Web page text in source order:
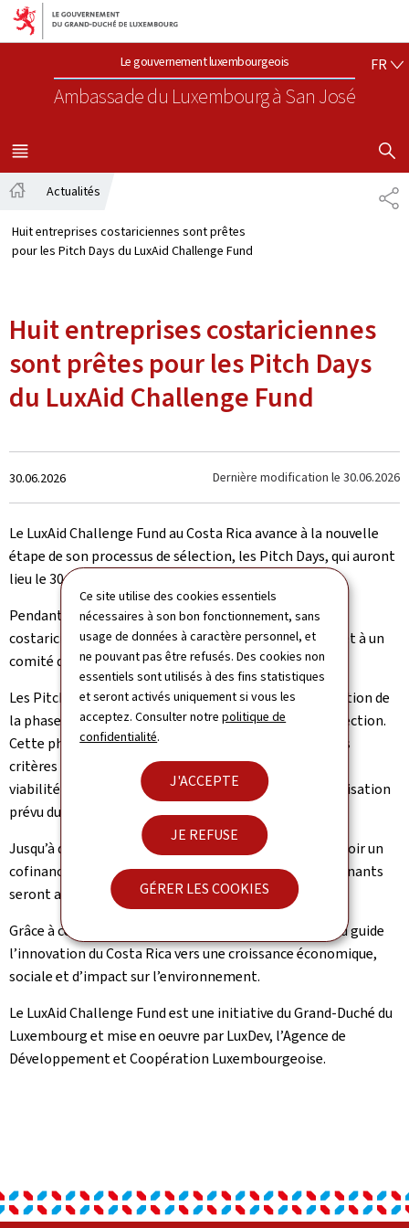
Ce site utilise des cookies essentiels
nécessaires à son bon fonctionnement, sans
usage de données à caractère personnel, et
ne pouvant pas être refusés. Des cookies non
essentiels sont utilisés à des fins statistiques
et seront activés uniquement si vous les
acceptez. Consulter notrepolitique de
confidentialité.
J'ACCEPTE
JE REFUSE
GÉRER LES COOKIES
Aller au menu principal
Aller au contenu
Le gouvernement luxembourgeois
Ambassade du Luxembourgà San José
FR
MENU
PRINCIPAL
Actualités
Huit entreprises costariciennes sont prêtes
pour les Pitch Days du LuxAid Challenge Fund
Huit entreprises costariciennes
sont prêtes pour les Pitch Days
du LuxAid Challenge Fund
Crée
le
30.06.2026 Dernière modification le 30.06.2026
Le LuxAid Challenge Fund au Costa Rica avance à la nouvelle
étape de son processus de sélection, les Pitch Days, qui auront
lieu le 30 juin et le 1 juillet 2026.
Pendant des sessions en présentiel, huit entreprises
costariciennes présélectionnées exposeront leur projet à un
comité d’évaluation.
Les Pitch Days marquent la transition entre la finalisation de
la phase de « due diligence » et la décision finale de sélection.
Cette phase permettra d’analyser les projets selon des
critères tels que l’innovation, le potentiel d’impact, la
viabilité et la capacité de mise en œuvre ainsi que l’utilisation
prévu du cofinancement.
Jusqu’à quatre propositions seront choisies pour recevoir un
cofinancement de EUR 120,000 par entreprise. Les gagnants
seront annoncés dans le cours de cette année.
Grâce à cette nouvelle étape, le LuxAid Challenge Fund guide
l’innovation du Costa Rica vers une croissance économique,
sociale et d’impact sur l’environnement.
Le LuxAid Challenge Fund est une initiative du Grand-Duché du
Luxembourg et mise en oeuvre par LuxDev, l’Agence de
Développement et Coopération Luxembourgeoise.